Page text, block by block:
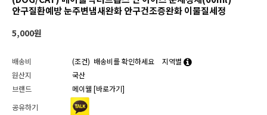
안구질환예방 눈주변냄새완화 안구건조증완화 이물질세정
5,000원
배송비 (조건) 배송비를 확인하세요
지역별
원산지
국산
브랜드
메이웰 [바로가기]
공유하기